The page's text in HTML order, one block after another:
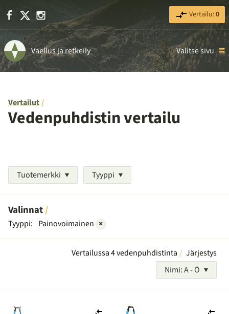
Facebook Instagram Vertailu:0
Vaellus ja retkeily Valitse sivu
Vertailut
Vedenpuhdistin vertailu
Tuotemerkki Tyyppi
Valinnat
Tyyppi: Painovoimainen ×
Vertailussa 4 vedenpuhdistinta
Järjestys
Nimi: A - Ö